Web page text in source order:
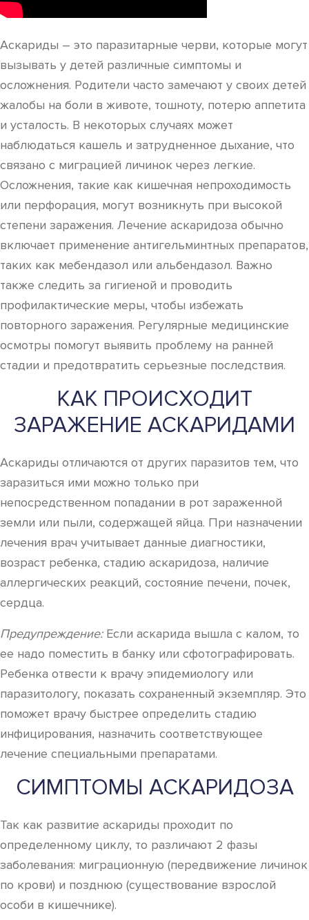
Аскариды – это паразитарные черви, которые могут
вызывать у детей различные симптомы и
осложнения. Родители часто замечают у своих детей
жалобы на боли в животе, тошноту, потерю аппетита
и усталость. В некоторых случаях может
наблюдаться кашель и затрудненное дыхание, что
связано с миграцией личинок через легкие.
Осложнения, такие как кишечная непроходимость
или перфорация, могут возникнуть при высокой
степени заражения. Лечение аскаридоза обычно
включает применение антигельминтных препаратов,
таких как мебендазол или альбендазол. Важно
также следить за гигиеной и проводить
профилактические меры, чтобы избежать
повторного заражения. Регулярные медицинские
осмотры помогут выявить проблему на ранней
стадии и предотвратить серьезные последствия.
КАК ПРОИСХОДИТ
ЗАРАЖЕНИЕ АСКАРИДАМИ
Аскариды отличаются от других паразитов тем, что
заразиться ими можно только при
непосредственном попадании в рот зараженной
земли или пыли, содержащей яйца. При назначении
лечения врач учитывает данные диагностики,
возраст ребенка, стадию аскаридоза, наличие
аллергических реакций, состояние печени, почек,
сердца.
Предупреждение:Если аскарида вышла с калом, то
ее надо поместить в банку или сфотографировать.
Ребенка отвести к врачу эпидемиологу или
паразитологу, показать сохраненный экземпляр. Это
поможет врачу быстрее определить стадию
инфицирования, назначить соответствующее
лечение специальными препаратами.
СИМПТОМЫ АСКАРИДОЗА
Так как развитие аскариды проходит по
определенному циклу, то различают 2 фазы
заболевания: миграционную (передвижение личинок
по крови) и позднюю (существование взрослой
особи в кишечнике).